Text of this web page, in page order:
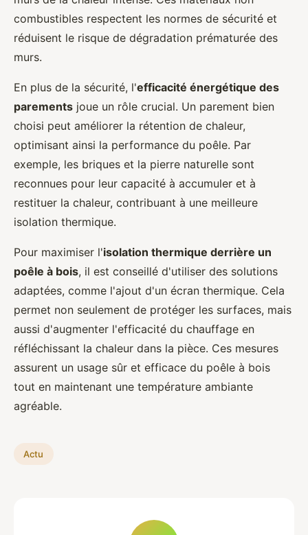
combustibles respectent les normes de sécurité et
réduisent le risque de dégradation prématurée des
murs.
En plus de la sécurité, l'efficacité énergétique des
parements joue un rôle crucial. Un parement bien
choisi peut améliorer la rétention de chaleur,
optimisant ainsi la performance du poêle. Par
exemple, les briques et la pierre naturelle sont
reconnues pour leur capacité à accumuler et à
restituer la chaleur, contribuant à une meilleure
isolation thermique.
Pour maximiser l'isolation thermique derrière un
poêle à bois, il est conseillé d'utiliser des solutions
adaptées, comme l'ajout d'un écran thermique. Cela
permet non seulement de protéger les surfaces, mais
aussi d'augmenter l'efficacité du chauffage en
réfléchissant la chaleur dans la pièce. Ces mesures
assurent un usage sûr et efficace du poêle à bois
tout en maintenant une température ambiante
agréable.
Actu